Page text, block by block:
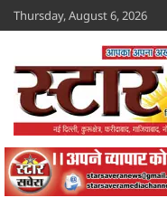
Skip
to
Thursday, August 6, 2026
Star Savera
www.starsavera.com